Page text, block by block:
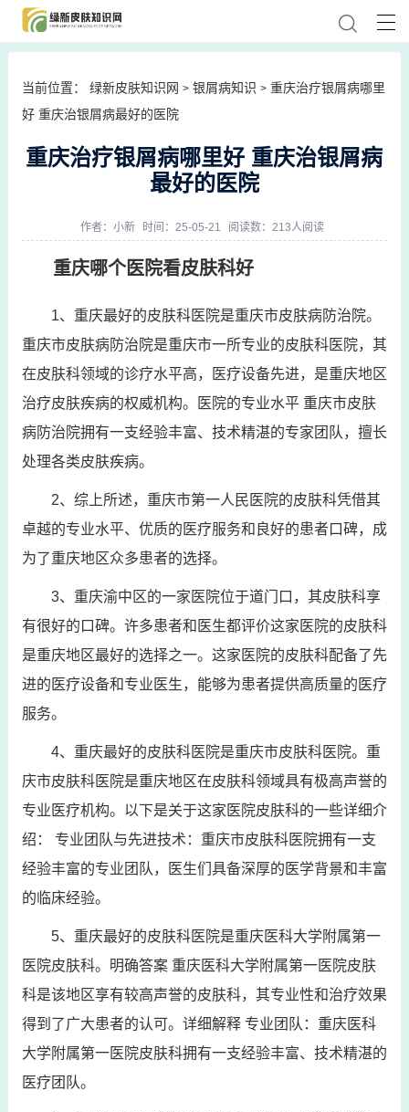
当前位置： 绿新皮肤知识网 > 银屑病知识 > 重庆治疗银屑病哪里
好 重庆治银屑病最好的医院
重庆治疗银屑病哪里好 重庆治银屑病
最好的医院
作者： 小新 时间：25-05-21 阅读数：213人阅读
重庆哪个医院看皮肤科好
1、重庆最好的皮肤科医院是重庆市皮肤病防治院。
重庆市皮肤病防治院是重庆市一所专业的皮肤科医院，其
在皮肤科领域的诊疗水平高，医疗设备先进，是重庆地区
治疗皮肤疾病的权威机构。医院的专业水平 重庆市皮肤
病防治院拥有一支经验丰富、技术精湛的专家团队，擅长
处理各类皮肤疾病。
2、综上所述，重庆市第一人民医院的皮肤科凭借其
卓越的专业水平、优质的医疗服务和良好的患者口碑，成
为了重庆地区众多患者的选择。
3、重庆渝中区的一家医院位于道门口，其皮肤科享
有很好的口碑。许多患者和医生都评价这家医院的皮肤科
是重庆地区最好的选择之一。这家医院的皮肤科配备了先
进的医疗设备和专业医生，能够为患者提供高质量的医疗
服务。
4、重庆最好的皮肤科医院是重庆市皮肤科医院。重
庆市皮肤科医院是重庆地区在皮肤科领域具有极高声誉的
专业医疗机构。以下是关于这家医院皮肤科的一些详细介
绍： 专业团队与先进技术：重庆市皮肤科医院拥有一支
经验丰富的专业团队，医生们具备深厚的医学背景和丰富
的临床经验。
5、重庆最好的皮肤科医院是重庆医科大学附属第一
医院皮肤科。明确答案 重庆医科大学附属第一医院皮肤
科是该地区享有较高声誉的皮肤科，其专业性和治疗效果
得到了广大患者的认可。详细解释 专业团队：重庆医科
大学附属第一医院皮肤科拥有一支经验丰富、技术精湛的
医疗团队。